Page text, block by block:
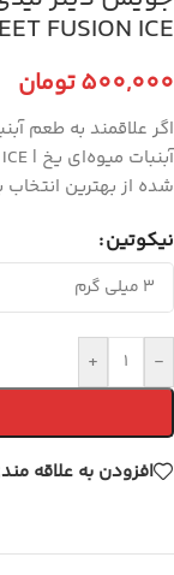
FUSION ICE
500,000تومان
اگر علاقمند به طعم
شده از بهترین
نیکوتین
-
+
افزودن به علاقه